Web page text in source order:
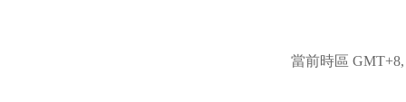
當前時區 GMT+8,